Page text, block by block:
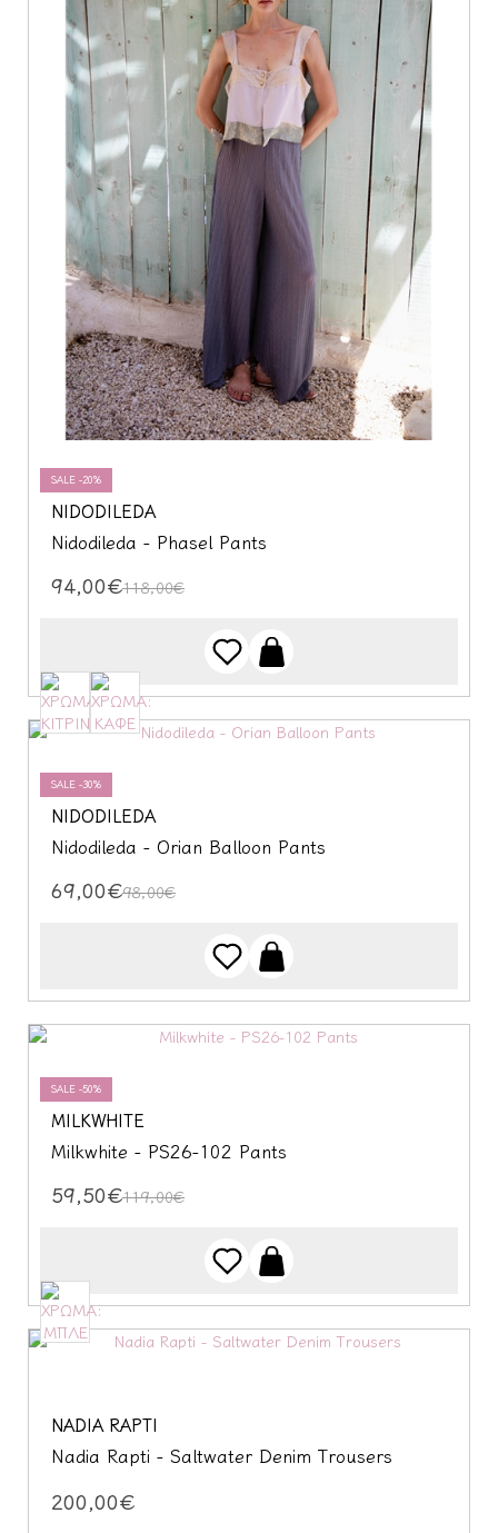
SALE -20%
NIDODILEDA
Nidodileda - Phasel Pants
94,00€118,00€
SALE -30%
NIDODILEDA
Nidodileda - Orian Balloon Pants
69,00€98,00€
SALE -50%
MILKWHITE
Milkwhite - PS26-102 Pants
59,50€119,00€
NADIA RAPTI
Nadia Rapti - Saltwater Denim Trousers
200,00€